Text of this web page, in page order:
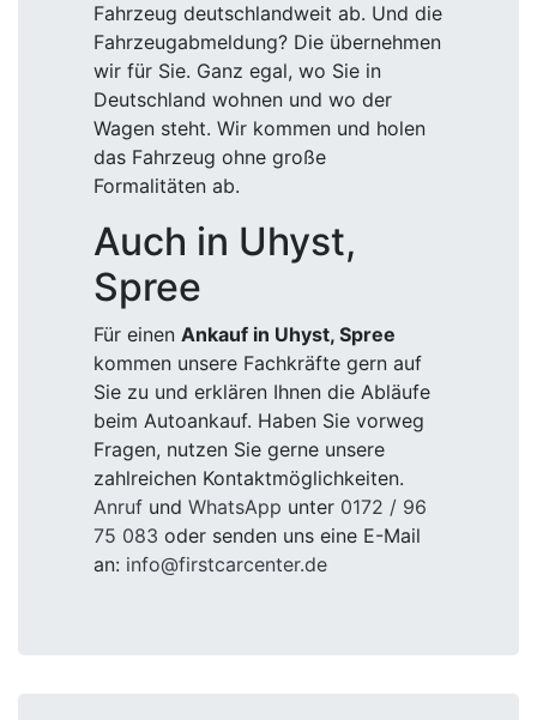
Fahrzeug deutschlandweit ab. Und die
Fahrzeugabmeldung? Die übernehmen
wir für Sie. Ganz egal, wo Sie in
Deutschland wohnen und wo der
Wagen steht. Wir kommen und holen
das Fahrzeug ohne große
Formalitäten ab.
Auch in Uhyst,
Spree
Für einen Ankauf in Uhyst, Spree
kommen unsere Fachkräfte gern auf
Sie zu und erklären Ihnen die Abläufe
beim Autoankauf. Haben Sie vorweg
Fragen, nutzen Sie gerne unsere
zahlreichen Kontaktmöglichkeiten.
Anruf und WhatsApp unter 0172 / 96
75 083 oder senden uns eine E-Mail
an: info@firstcarcenter.de